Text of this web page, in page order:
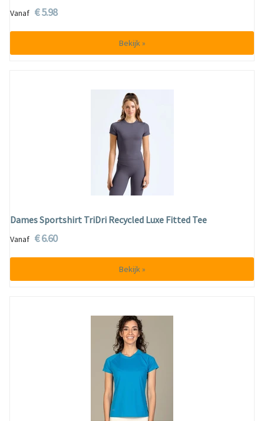
Vanaf € 5.98
Bekijk »
Dames Sportshirt TriDri Recycled Luxe Fitted Tee
Vanaf € 6.60
Bekijk »